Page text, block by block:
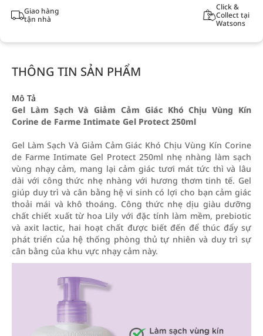
Giao hàng
tận nhà
Click &
Collect tại
Watsons
THÔNG TIN SẢN PHẨM
Mô Tả
Gel Làm Sạch Và Giảm Cảm Giác Khó Chịu Vùng Kín
Corine de Farme Intimate Gel Protect 250ml
Gel Làm Sạch Và Giảm Cảm Giác Khó Chịu Vùng Kín Corine
de Farme Intimate Gel Protect 250ml nhẹ nhàng làm sạch
vùng nhạy cảm, mang lại cảm giác tươi mát tức thì và lâu
dài với công thức nhẹ nhàng với hương thơm tinh tế. Gel
giúp duy trì và cân bằng hệ vi sinh có lợi cho bạn cảm giác
thoải mái và khô thoáng. Công thức nhẹ dịu giàu dưỡng
chất chiết xuất từ hoa Lily với đặc tính làm mềm, prebiotic
và axit lactic, hai hoạt chất được biết đến để thúc đẩy sự
phát triển của hệ thống phòng thủ tự nhiên và duy trì sự
cân bằng của khu vực nhạy cảm này.